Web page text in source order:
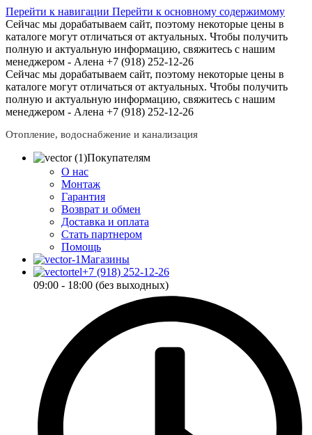
Перейти к навигации Перейти к основному содержимому
Сейчас мы дорабатываем сайт, поэтому некоторые цены в
каталоге могут отличаться от актуальных. Чтобы получить
полную и актуальную информацию, свяжитесь с нашим
менеджером - Алена +7 (918) 252-12-26
Сейчас мы дорабатываем сайт, поэтому некоторые цены в
каталоге могут отличаться от актуальных. Чтобы получить
полную и актуальную информацию, свяжитесь с нашим
менеджером - Алена +7 (918) 252-12-26
Отопление, водоснабжение и канализация
Покупателям
О нас
Монтаж
Гарантия
Возврат и обмен
Доставка и оплата
Стать партнером
Помощь
Магазины
+7 (918) 252-12-26
09:00 - 18:00 (без выходных)